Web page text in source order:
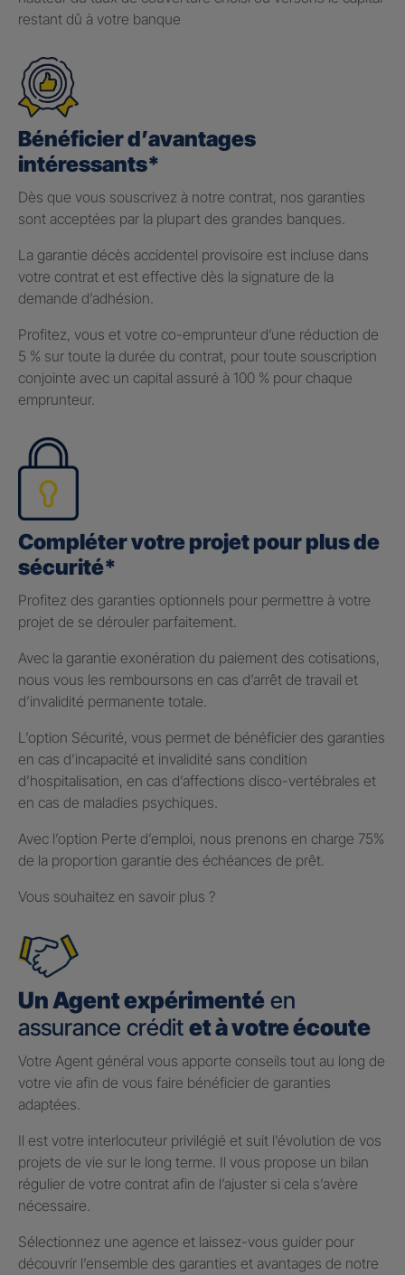
restant dû à votre banque
Bénéficier d’avantages
intéressants*
Dès que vous souscrivez à notre contrat, nos garanties
sont acceptées par la plupart des grandes banques.
La garantie décès accidentel provisoire est incluse dans
votre contrat et est effective dès la signature de la
demande d’adhésion.
Profitez, vous et votre co-emprunteur d’une réduction de
5 % sur toute la durée du contrat, pour toute souscription
conjointe avec un capital assuré à 100 % pour chaque
emprunteur.
Compléter votre projet pour plus de
sécurité*
Profitez des garanties optionnels pour permettre à votre
projet de se dérouler parfaitement.
Avec la garantie exonération du paiement des cotisations,
nous vous les remboursons en cas d’arrêt de travail et
d’invalidité permanente totale.
L’option Sécurité, vous permet de bénéficier des garanties
en cas d’incapacité et invalidité sans condition
d’hospitalisation, en cas d’affections disco-vertébrales et
en cas de maladies psychiques.
Avec l’option Perte d’emploi, nous prenons en charge 75%
de la proportion garantie des échéances de prêt.
Vous souhaitez en savoir plus ?
Un Agent expérimenté en
assurance crédit et à votre écoute
Votre Agent général vous apporte conseils tout au long de
votre vie afin de vous faire bénéficier de garanties
adaptées.
Il est votre interlocuteur privilégié et suit l’évolution de vos
projets de vie sur le long terme. Il vous propose un bilan
régulier de votre contrat afin de l’ajuster si cela s’avère
nécessaire.
Sélectionnez une agence et laissez-vous guider pour
découvrir l’ensemble des garanties et avantages de notre